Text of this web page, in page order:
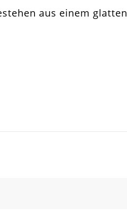
aus einem glatten